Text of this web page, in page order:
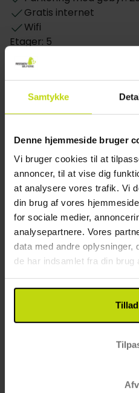
Samtykke
Denne hjemmeside bruger
Vi bruger cookies til at
annoncer, til at vise dig
at analysere vores trafik. Vi
din brug af vores
for sociale medier,
analysepartnere. Vores
data med andre oplysninger,
de har indsamlet fra din brug
Studiolejlighederne på
er skræddersyet til dem,
bekvemmeligheder, mens
har LCD-tv med
allergivenligt sengetøj, et
mikrobølgeovn, en
mere. Det er også muligt
Gratis internet
Wifi
Etager: 5
Byggeår: 2022
Renoveret: 2022
Gebyr for parkering i
dag
Motorcykel opbevaring
Restaurant
Restaurant
Restauranten er åben
Hotel vælger menu el.
Bar
Mulighed for laktosefri
Mulighed for glutenfri
Mulighed for vegetar
Middagen serveres på et
Risskovs gæster: 17:00-
Hund: 15 EUR pr. dag